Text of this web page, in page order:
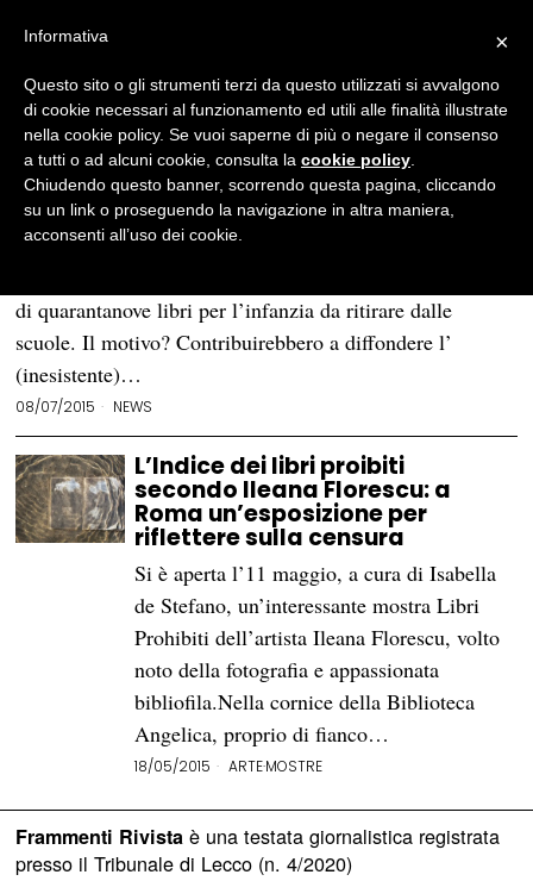
BROWSE TAG
Indice dei libri proibiti
Libri proibiti a Venezia: parte petizione per
fermare la censura
VENEZIA – Come ormai tristemente noto, il nuovo
di quarantanove libri per l’infanzia da ritirare dalle
scuole. Il motivo? Contribuirebbero a diffondere l’
(inesistente)…
08/07/2015 NEWS
L’Indice dei libri proibiti
secondo Ileana Florescu: a
Roma un’esposizione per
riflettere sulla censura
Si è aperta l’11 maggio, a cura di Isabella
de Stefano, un’interessante mostra Libri
Prohibiti dell’artista Ileana Florescu, volto
noto della fotografia e appassionata
bibliofila.Nella cornice della Biblioteca
Angelica, proprio di fianco…
18/05/2015 ARTE·MOSTRE
Frammenti Rivistaè una testata giornalistica registrata
presso il Tribunale di Lecco (n. 4/2020)
×
Informativa
Questo sito o gli strumenti terzi da questo utilizzati si avvalgono
di cookie necessari al funzionamento ed utili alle finalità illustrate
nella cookie policy. Se vuoi saperne di più o negare il consenso
a tutti o ad alcuni cookie, consulta la cookie policy
Chiudendo questo banner, scorrendo questa pagina, cliccando
su un link o proseguendo la navigazione in altra maniera,
acconsenti all’uso dei cookie.